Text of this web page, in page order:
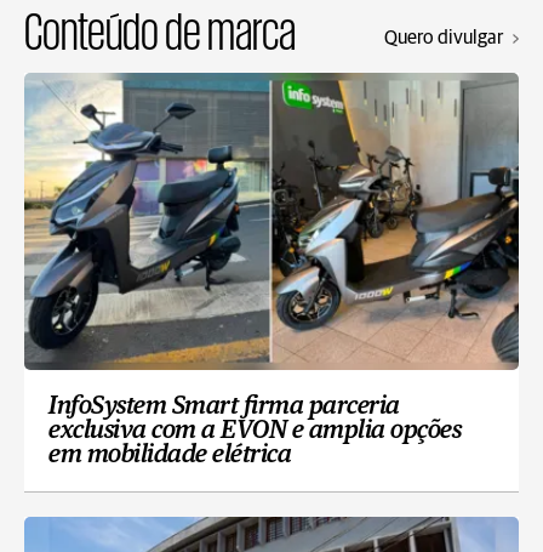
Conteúdo de marca Quero divulgar
InfoSystem Smart firma parceria
exclusiva com a EVON e amplia opções
em mobilidade elétrica